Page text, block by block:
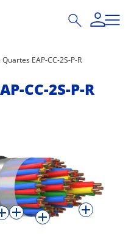
EAP-CC-2S-P-R
CC-2S-P-R